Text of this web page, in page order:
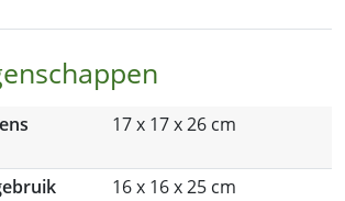
17 x 17 x 26 cm
16 x 16 x 25 cm